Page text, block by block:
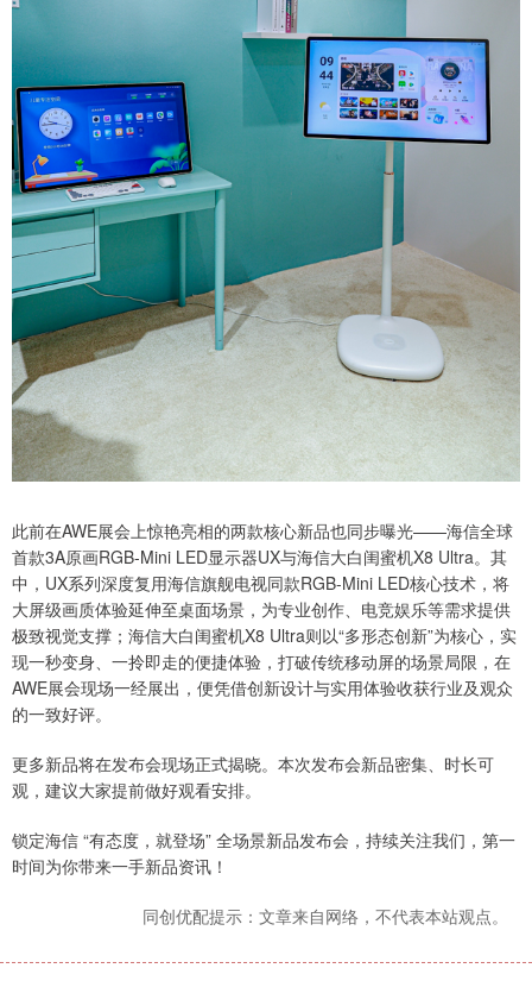
此前在AWE展会上惊艳亮相的两款核心新品也同步曝光——海信全球
首款3A原画RGB-Mini LED显示器UX与海信大白闺蜜机X8 Ultra。其
中，UX系列深度复用海信旗舰电视同款RGB-Mini LED核心技术，将
大屏级画质体验延伸至桌面场景，为专业创作、电竞娱乐等需求提供
极致视觉支撑；海信大白闺蜜机X8 Ultra则以“多形态创新”为核心，实
现一秒变身、一拎即走的便捷体验，打破传统移动屏的场景局限，在
AWE展会现场一经展出，便凭借创新设计与实用体验收获行业及观众
的一致好评。
更多新品将在发布会现场正式揭晓。本次发布会新品密集、时长可
观，建议大家提前做好观看安排。
锁定海信 “有态度，就登场” 全场景新品发布会，持续关注我们，第一
时间为你带来一手新品资讯！
同创优配提示：文章来自网络，不代表本站观点。